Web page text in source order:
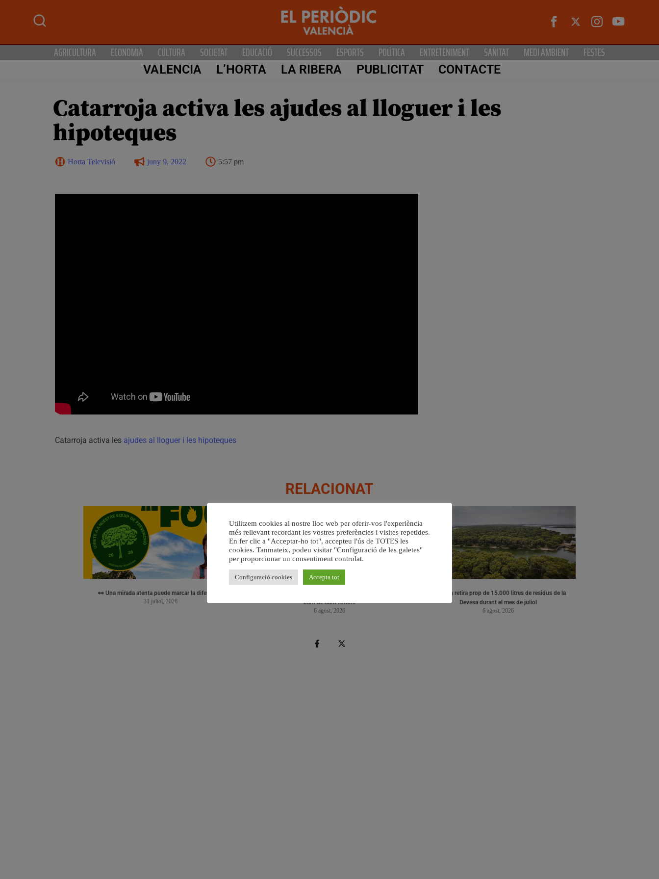
AGRICULTURA ECONOMIA CULTURA SOCIETAT EDUCACIÓ SUCCESSOS ESPORTS POLÍTICA ENTRETENIMENT SANITAT MEDI AMBIENT FESTES
VALENCIA L’HORTA LA RIBERA PUBLICITAT CONTACTE
Catarroja activa les ajudes al lloguer i les
hipoteques
Horta Televisió juny 9, 2022 5:57 pm
Catarroja activa les ajudes al lloguer i les hipoteques
RELACIONAT
👀 Una mirada atenta puede marcar la diferencia.
31 juliol, 2026
barri de Sant Antoni
6 agost, 2026
València retira prop de 15.000 litres de residus de la
Devesa durant el mes de juliol
6 agost, 2026
Utilitzem cookies al nostre lloc web per oferir-vos l'experiència
més rellevant recordant les vostres preferències i visites repetides.
En fer clic a "Acceptar-ho tot", accepteu l'ús de TOTES les
cookies. Tanmateix, podeu visitar "Configuració de les galetes"
per proporcionar un consentiment controlat.
Configuració cookies Accepta tot